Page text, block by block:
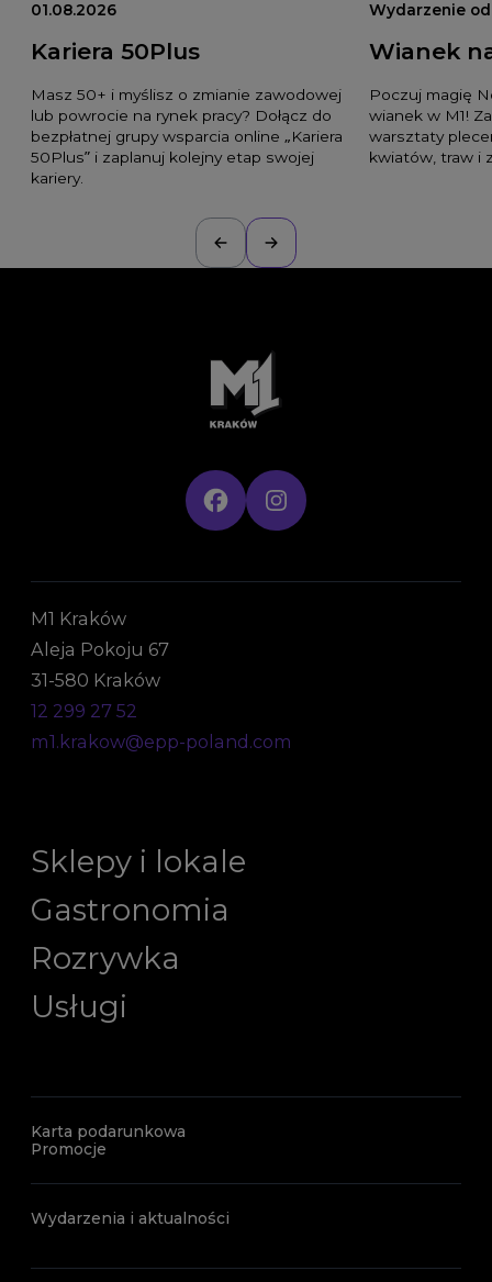
01.08.2026
Kariera 50Plus
Masz 50+ i myślisz o zmianie zawodowej
lub powrocie na rynek pracy? Dołącz do
bezpłatnej grupy wsparcia online „Kariera
50Plus” i zaplanuj kolejny etap swojej
kariery.
Wydarzenie
Wianek
Poczuj magię
wianek w M1!
warsztaty
kwiatów, traw i
M1 Kraków
Aleja Pokoju 67
31-580 Kraków
12 299 27 52
m1.krakow@epp-poland.com
Sklepy i lokale
Gastronomia
Rozrywka
Usługi
Karta podarunkowa
Promocje
Wydarzenia i aktualności